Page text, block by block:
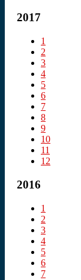
2017
1
2
3
4
5
6
7
8
9
10
11
12
2016
1
2
3
4
5
6
7